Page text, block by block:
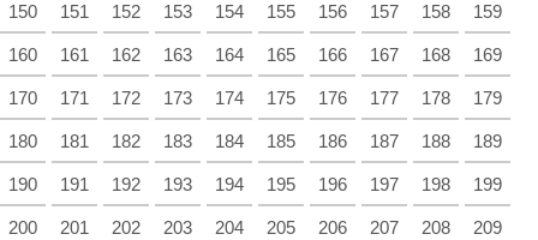
150 151 152 153 154 155 156 157 158 159
160 161 162 163 164 165 166 167 168 169
170 171 172 173 174 175 176 177 178 179
180 181 182 183 184 185 186 187 188 189
190 191 192 193 194 195 196 197 198 199
200 201 202 203 204 205 206 207 208 209